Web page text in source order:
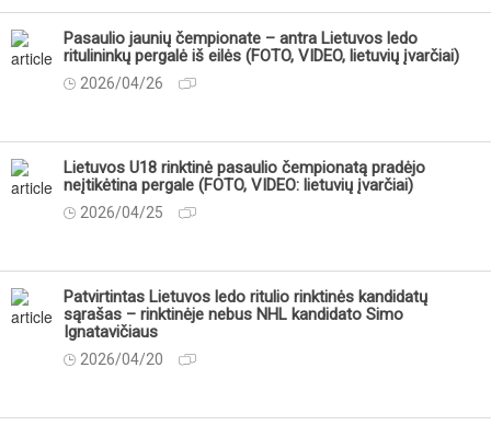
Pasaulio jaunių čempionate – antra Lietuvos ledo
ritulininkų pergalė iš eilės (FOTO, VIDEO, lietuvių įvarčiai)
2026/04/26
Lietuvos U18 rinktinė pasaulio čempionatą pradėjo
neįtikėtina pergale (FOTO, VIDEO: lietuvių įvarčiai)
2026/04/25
Patvirtintas Lietuvos ledo ritulio rinktinės kandidatų
sąrašas – rinktinėje nebus NHL kandidato Simo
Ignatavičiaus
2026/04/20